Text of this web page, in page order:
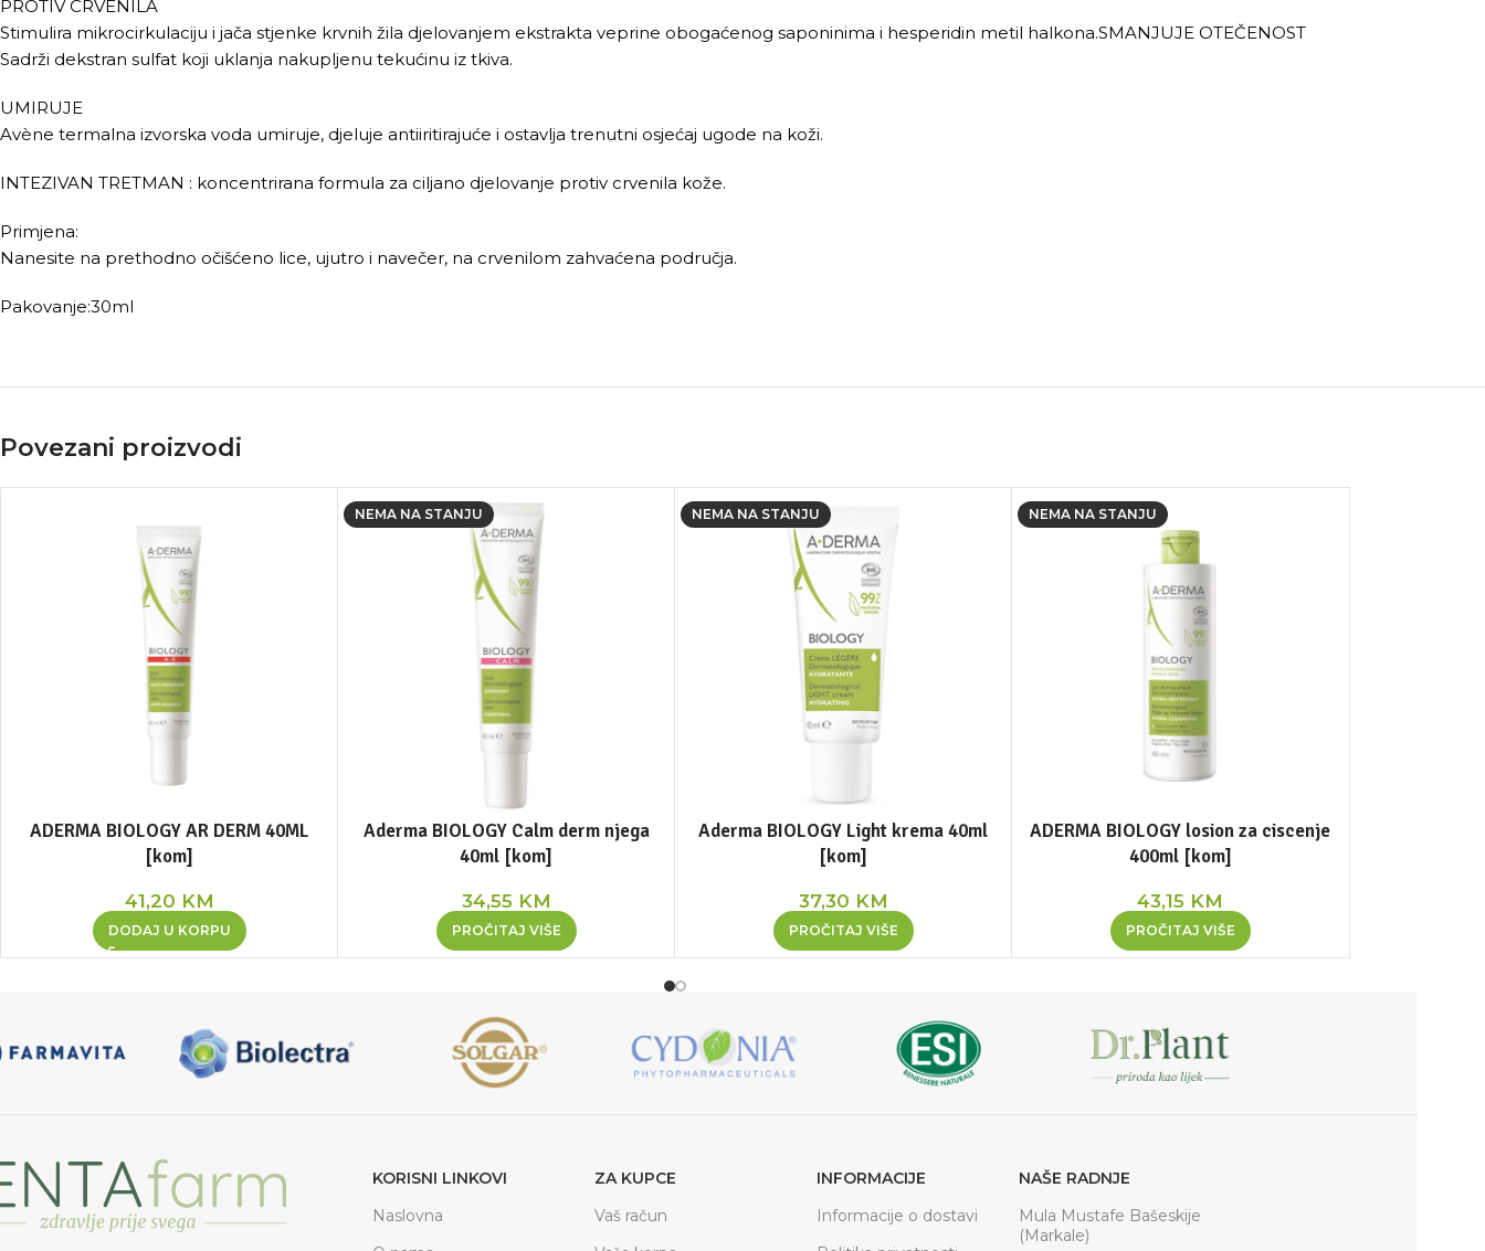
PROTIV CRVENILA
Stimulira mikrocirkulaciju i jača stjenke krvnih žila djelovanjem ekstrakta veprine obogaćenog saponinima i hesperidin metil halkona.SMANJUJE OTEČENOST
Sadrži dekstran sulfat koji uklanja nakupljenu tekućinu iz tkiva.
UMIRUJE
Avène termalna izvorska voda umiruje, djeluje antiiritirajuće i ostavlja trenutni osjećaj ugode na koži.
INTEZIVAN TRETMAN : koncentrirana formula za ciljano djelovanje protiv crvenila kože.
Primjena:
Nanesite na prethodno očišćeno lice, ujutro i navečer, na crvenilom zahvaćena područja.
Pakovanje:30ml
Povezani proizvodi
ADERMA BIOLOGY AR DERM 40ML
[kom]
41,20 KM
DODAJ U KORPU
NEMA NA STANJU
Aderma BIOLOGY Calm derm njega
40ml [kom]
34,55 KM
PROČITAJ VIŠE
NEMA NA STANJU
Aderma BIOLOGY Light krema 40ml
[kom]
37,30 KM
PROČITAJ VIŠE
NEMA NA STANJU
ADERMA BIOLOGY losion za ciscenje
400ml [kom]
43,15 KM
PROČITAJ VIŠE
KORISNI LINKOVI
Naslovna
ZA KUPCE
Vaš račun
INFORMACIJE
Informacije o dostavi
NAŠE RADNJE
Mula Mustafe Bašeskije
(Markale)